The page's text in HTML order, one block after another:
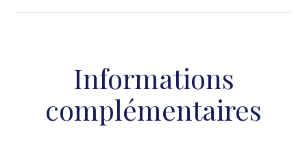
Informations
complémentaires